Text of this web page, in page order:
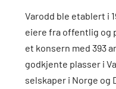
Varodd ble etablert i
eiere fra offentlig og
et konsern med 393
godkjente plasser i
selskaper i Norge og